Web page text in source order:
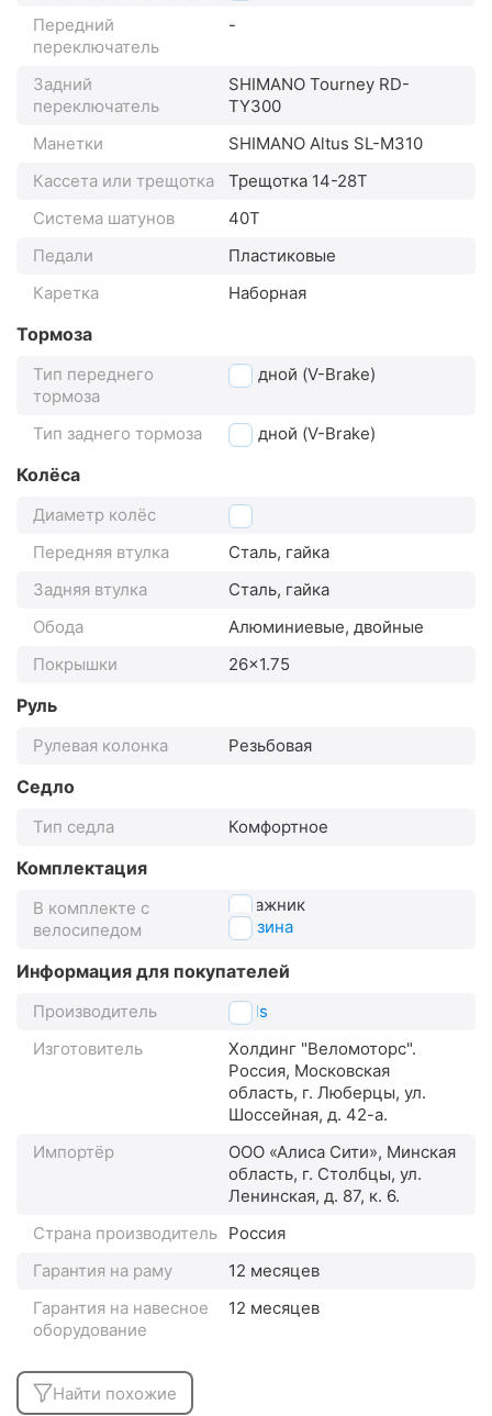
Передний
переключатель
-
Задний
переключатель
SHIMANO Tourney RD-
TY300
Манетки
SHIMANO Altus SL-M310
Кассета или трещотка
Трещотка 14-28Т
Система шатунов
40Т
Педали
Пластиковые
Каретка
Наборная
Тормоза
Тип переднего
тормоза
ободной (V-Brake)
Тип заднего тормоза ободной (V-Brake)
Колёса
Диаметр колёс
26"
Передняя втулка
Сталь, гайка
Задняя втулка
Сталь, гайка
Обода
Алюминиевые, двойные
Покрышки
26x1.75
Руль
Рулевая колонка Резьбовая
Седло
Тип седла Комфортное
Комплектация
В комплекте с
велосипедом
багажник
корзина
Информация для покупателей
Производитель
Stels
Изготовитель
Холдинг "Веломоторс".
Россия, Московская
область, г. Люберцы, ул.
Шоссейная, д. 42-а.
Импортёр
ООО «Алиса Сити», Минская
область, г. Столбцы, ул.
Ленинская, д. 87, к. 6.
Страна производитель Россия
Гарантия на раму
12 месяцев
Гарантия на навесное
оборудование
12 месяцев
Найти похожие